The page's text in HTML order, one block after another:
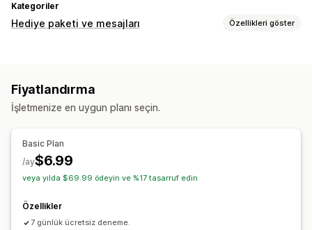
Kategoriler
Hediye paketi ve mesajları Özellikleri göster
Fiyatlandırma
İşletmenize en uygun planı seçin.
Basic Plan
$6.99
/ay
veya yılda $69.99 ödeyin ve %17 tasarruf edin
Özellikler
7 günlük ücretsiz deneme.